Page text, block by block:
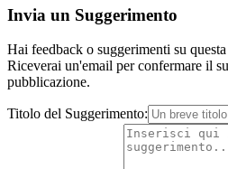
Invia un Suggerimento
Hai feedback o suggerimenti su
Riceverai un'email per confermare il
pubblicazione.
Titolo del Suggerimento: